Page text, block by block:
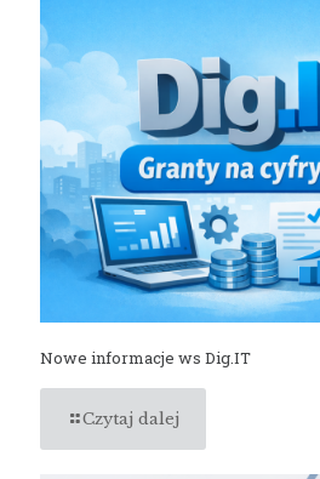
Nowe informacje ws Dig.IT
Czytaj dalej